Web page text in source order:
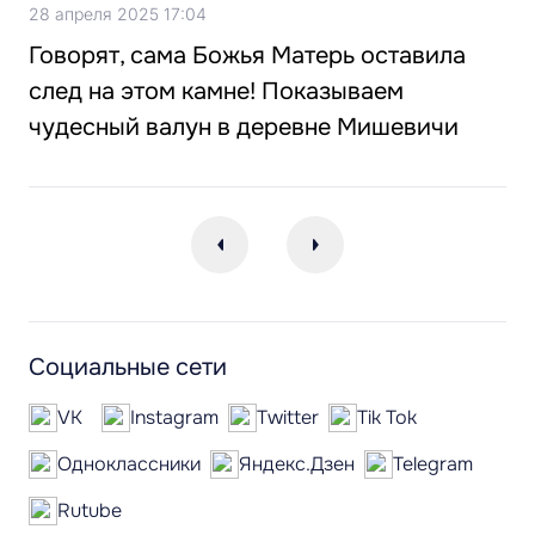
28 апреля 2025 17:04
Говорят, сама Божья Матерь оставила
след на этом камне! Показываем
чудесный валун в деревне Мишевичи
Социальные сети
VK Instagram Twitter
Tik Tok
Одноклассники
Яндекс.Дзен
Telegram
Rutube